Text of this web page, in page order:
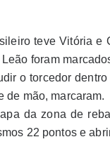
teve Vitória
foram
o torcedor
de mão, marcaram.
da zona de
22 pontos e